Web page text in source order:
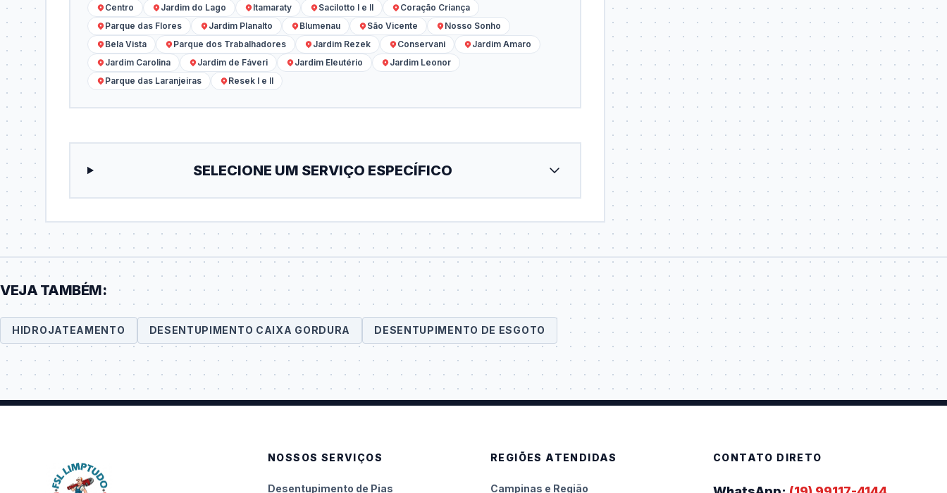
Centro Jardim do Lago Itamaraty Sacilotto I e II
Coração Criança
Parque das Flores
Jardim Planalto Blumenau São Vicente
Nosso Sonho
Bela Vista
Parque dos Trabalhadores Jardim Rezek Conservani
Jardim Amaro
Jardim Carolina
Jardim de Fáveri Jardim Eleutério
Jardim Leonor
Parque das Laranjeiras
Resek I e II
SELECIONE UM SERVIÇO ESPECÍFICO
VEJA TAMBÉM:
HIDROJATEAMENTO DESENTUPIMENTO CAIXA GORDURA DESENTUPIMENTO DE ESGOTO
NOSSOS SERVIÇOS
Desentupimento de Pias
REGIÕES ATENDIDAS
Campinas e Região
CONTATO DIRETO